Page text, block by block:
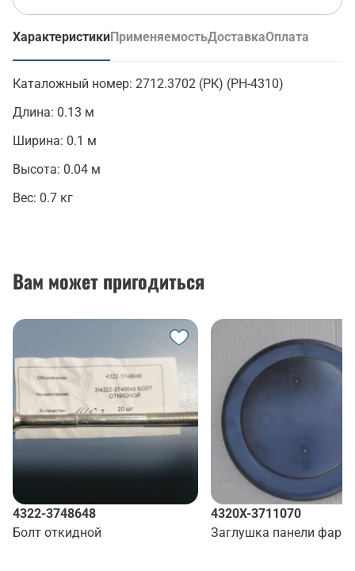
Характеристики
(активная вкладка)
ПрименяемостьДоставкаОплата
Каталожный номер: 2712.3702 (РК) (РН-4310)
Длина: 0.13 м
Ширина: 0.1 м
Высота: 0.04 м
Вес: 0.7 кг
Вам может пригодиться
4322-3748648
Болт откидной
4320Х-3711070
Заглушка панели фар